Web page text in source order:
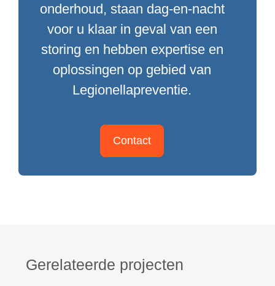
onderhoud, staan dag-en-nacht
voor u klaar in geval van een
storing en hebben expertise en
oplossingen op gebied van
Legionellapreventie.
Contact
Gerelateerde projecten